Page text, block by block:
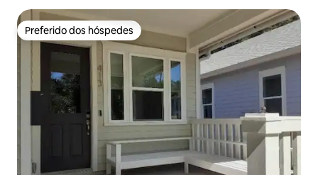
Preferido dos hóspedes
Preferido dos hóspedes